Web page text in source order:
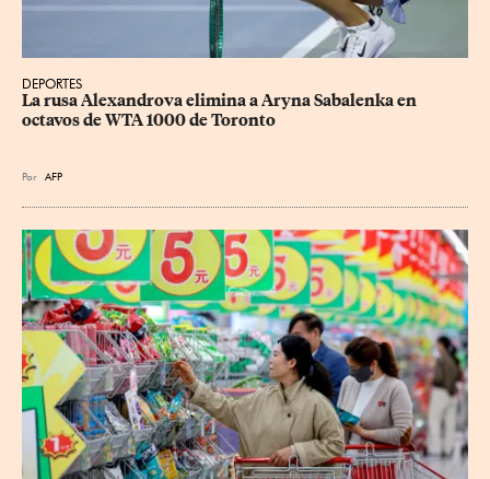
DEPORTES
La rusa Alexandrova elimina a Aryna Sabalenka en
octavos de WTA 1000 de Toronto
Por AFP